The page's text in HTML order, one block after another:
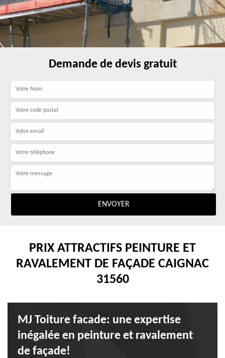
Demande de devis gratuit
PRIX ATTRACTIFS PEINTURE ET
RAVALEMENT DE FAÇADE CAIGNAC
31560
MJ Toiture facade: une expertise
inégalée en peinture et ravalement
de façade!